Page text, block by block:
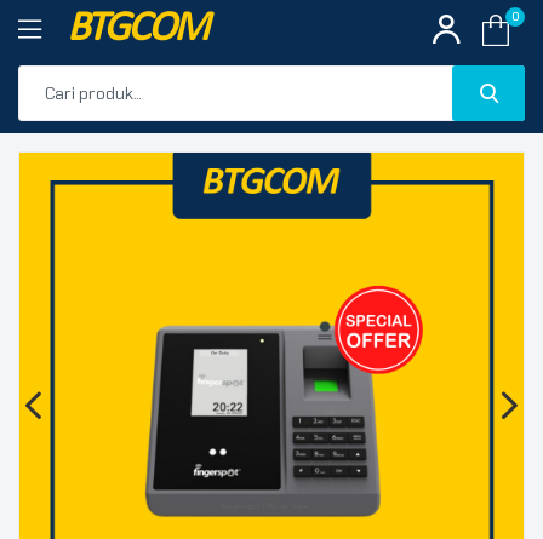
BTGCOM 0
PRODUK UNGGULAN
🔍